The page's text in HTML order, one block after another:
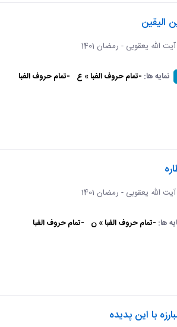
الیقین
الله یعقوبی - رمضان 1401
نمایه ها: -تمام حروف الفبا » ع -تمام حروف الفبا
الله یعقوبی - رمضان 1401
ها: -تمام حروف الفبا » ن -تمام حروف الفبا
با این پدیده